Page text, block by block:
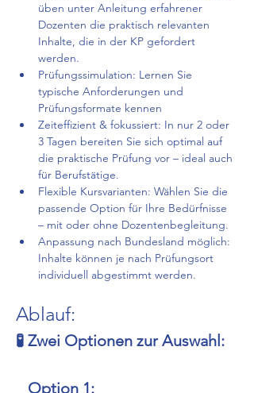
üben unter Anleitung erfahrener
Dozenten die praktisch relevanten
Inhalte, die in der KP gefordert
werden.
Prüfungssimulation: Lernen Sie
typische Anforderungen und
Prüfungsformate kennen
Zeiteffizient & fokussiert: In nur 2 oder
3 Tagen bereiten Sie sich optimal auf
die praktische Prüfung vor – ideal auch
für Berufstätige.
Flexible Kursvarianten: Wählen Sie die
passende Option für Ihre Bedürfnisse
– mit oder ohne Dozentenbegleitung.
Anpassung nach Bundesland möglich:
Inhalte können je nach Prüfungsort
individuell abgestimmt werden.
Ablauf:
🧪 Zwei Optionen zur Auswahl:
Option 1: